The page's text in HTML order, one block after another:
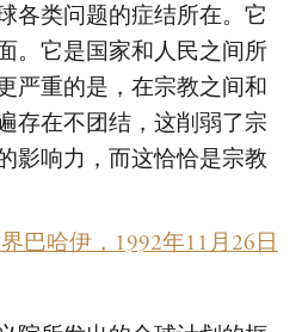
各类问题的症结所在。它
。它是国家和人民之间所
严重的是，在宗教之间和
存在不团结，这削弱了宗
影响力，而这恰恰是宗教
巴哈伊，1992年11月26日